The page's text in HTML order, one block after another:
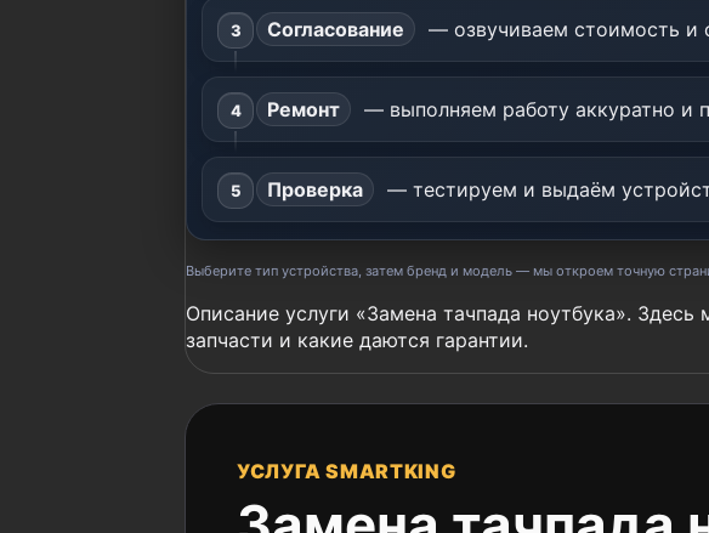
Согласование — озвучиваем стоимость и
Ремонт — выполняем работу аккуратно и
Проверка — тестируем и выдаём
Выберите тип устройства, затем бренд и модель — мы откроем точную
Описание услуги «Замена тачпада ноутбука».
запчасти и какие даются гарантии.
УСЛУГА SMARTKING